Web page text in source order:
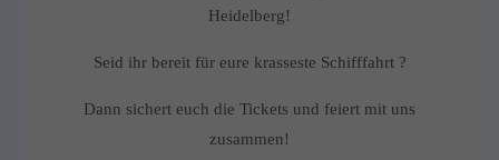
Heidelberg!
Seid ihr bereit für eure krasseste Schifffahrt ?
Dann sichert euch die Tickets und feiert mit uns
zusammen!